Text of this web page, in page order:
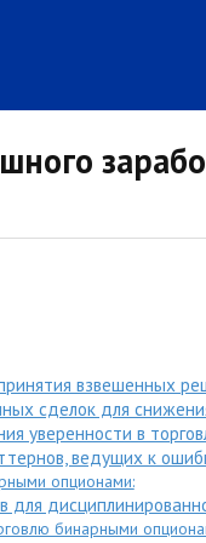
взвешенных
сделок для
уверенности в
ведущих к
опционами:
бинарными